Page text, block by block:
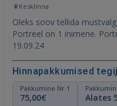
Kesklinna
Oleks soov tellida
Portreel on 1 inimene.
19.09.24
Hinnapakkumised
Pakkumine Nr 1
75,00€ Alates